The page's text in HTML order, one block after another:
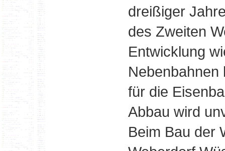
dreißiger
des Zweiten
Entwicklung
für die
Abbau wird
Beim Bau der